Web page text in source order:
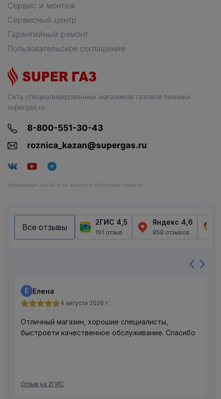
Сеть специализированных магазинов газовой техники
supergas.ru
8-800-551-30-43
roznica_kazan@supergas.ru
Информация на сайте не является публичной офертой
Сервис и монтаж
Сервисный центр
Гарантийный ремонт
Пользовательское соглашение